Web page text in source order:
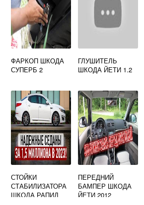
ФАРКОП ШКОДА
СУПЕРБ 2
ГЛУШИТЕЛЬ
ШКОДА ЙЕТИ 1.2
СТОЙКИ
СТАБИЛИЗАТОРА
ШКОДА РАПИД
ПЕРЕДНИЙ
БАМПЕР ШКОДА
ЙЕТИ 2012